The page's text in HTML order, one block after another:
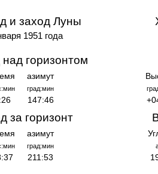
и заход Луны
1951 года
горизонтом
азимут
град:мин
147:46
за горизонт
азимут
град:мин
211:53